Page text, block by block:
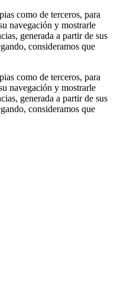
como de terceros, para
navegación y mostrarle
generada a partir de sus
consideramos que
como de terceros, para
navegación y mostrarle
generada a partir de sus
consideramos que